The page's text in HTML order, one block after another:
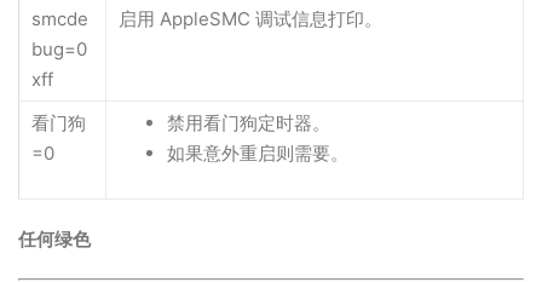
smcde
bug=0
xff
启用 AppleSMC 调试信息打印。
看门狗
=0
禁用看门狗定时器。
如果意外重启则需要。
任何绿色